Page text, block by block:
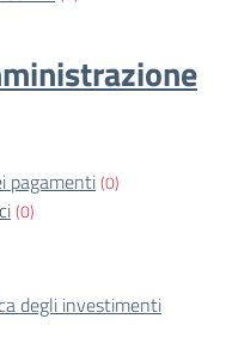
pagamenti(0)
(0)
degli investimenti